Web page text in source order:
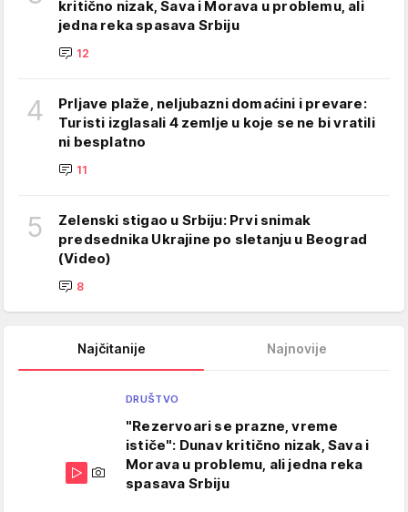
kritično nizak, Sava i Morava u problemu, ali
jedna reka spasava Srbiju
12
4
Prljave plaže, neljubazni domaćini i prevare:
Turisti izglasali 4 zemlje u koje se ne bi vratili
ni besplatno
11
5
Zelenski stigao u Srbiju: Prvi snimak
predsednika Ukrajine po sletanju u Beograd
(Video)
8
Najčitanije Najnovije
DRUŠTVO
"Rezervoari se prazne, vreme
ističe": Dunav kritično nizak, Sava i
Morava u problemu, ali jedna reka
spasava Srbiju